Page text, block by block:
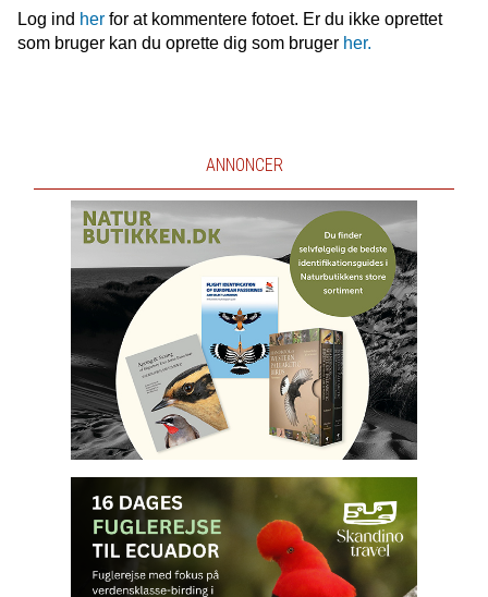
Log ind herfor at kommentere fotoet. Er du ikke oprettet
som bruger kan du oprette dig som bruger her.
ANNONCER